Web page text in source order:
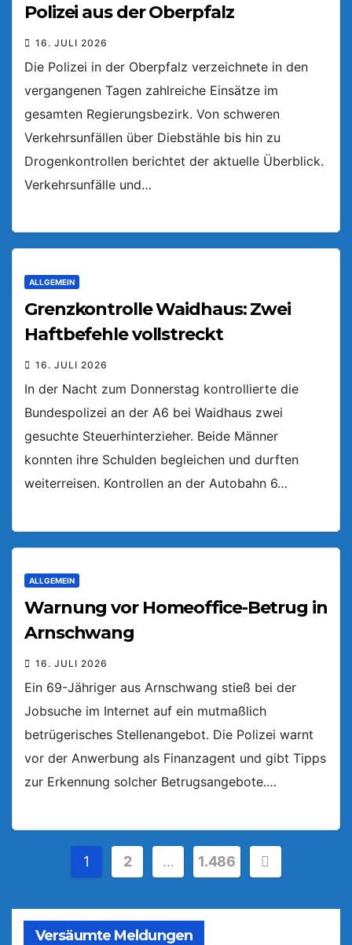
Polizei aus der Oberpfalz
16. JULI 2026
Die Polizei in der Oberpfalz verzeichnete in den
vergangenen Tagen zahlreiche Einsätze im
gesamten Regierungsbezirk. Von schweren
Verkehrsunfällen über Diebstähle bis hin zu
Drogenkontrollen berichtet der aktuelle Überblick.
Verkehrsunfälle und…
ALLGEMEIN
Grenzkontrolle Waidhaus: Zwei
Haftbefehle vollstreckt
16. JULI 2026
In der Nacht zum Donnerstag kontrollierte die
Bundespolizei an der A6 bei Waidhaus zwei
gesuchte Steuerhinterzieher. Beide Männer
konnten ihre Schulden begleichen und durften
weiterreisen. Kontrollen an der Autobahn 6…
ALLGEMEIN
Warnung vor Homeoffice-Betrug in
Arnschwang
16. JULI 2026
Ein 69-Jähriger aus Arnschwang stieß bei der
Jobsuche im Internet auf ein mutmaßlich
betrügerisches Stellenangebot. Die Polizei warnt
vor der Anwerbung als Finanzagent und gibt Tipps
zur Erkennung solcher Betrugsangebote.…
Seitennummerierung
Beiträge
1 2 … 1.486
Versäumte Meldungen